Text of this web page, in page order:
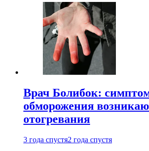
Врач Болибок:
обморожения
отогревания
3 года спустя2 года спустя